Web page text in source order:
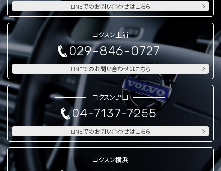
LINEでのお問い合わせはこちら
コクスン土浦
029-846-0727
LINEでのお問い合わせはこちら
コクスン野田
04-7137-7255
LINEでのお問い合わせはこちら
コクスン横浜